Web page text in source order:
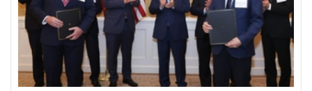
Cambridge English.Ngoài ra bạn có thể tham
khảo các Trường đối tác của DEOW Vietnam,
chấp nhận điểm bài test TOEIC.